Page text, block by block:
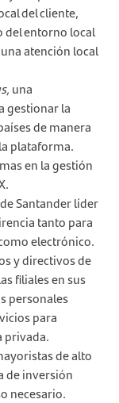
del cliente,
entorno local
atención local
una
gestionar la
de manera
plataforma.
en la gestión
Santander líder
tanto para
electrónico.
y directivos de
filiales en sus
personales
para
privada.
de alto
de inversión
necesario.